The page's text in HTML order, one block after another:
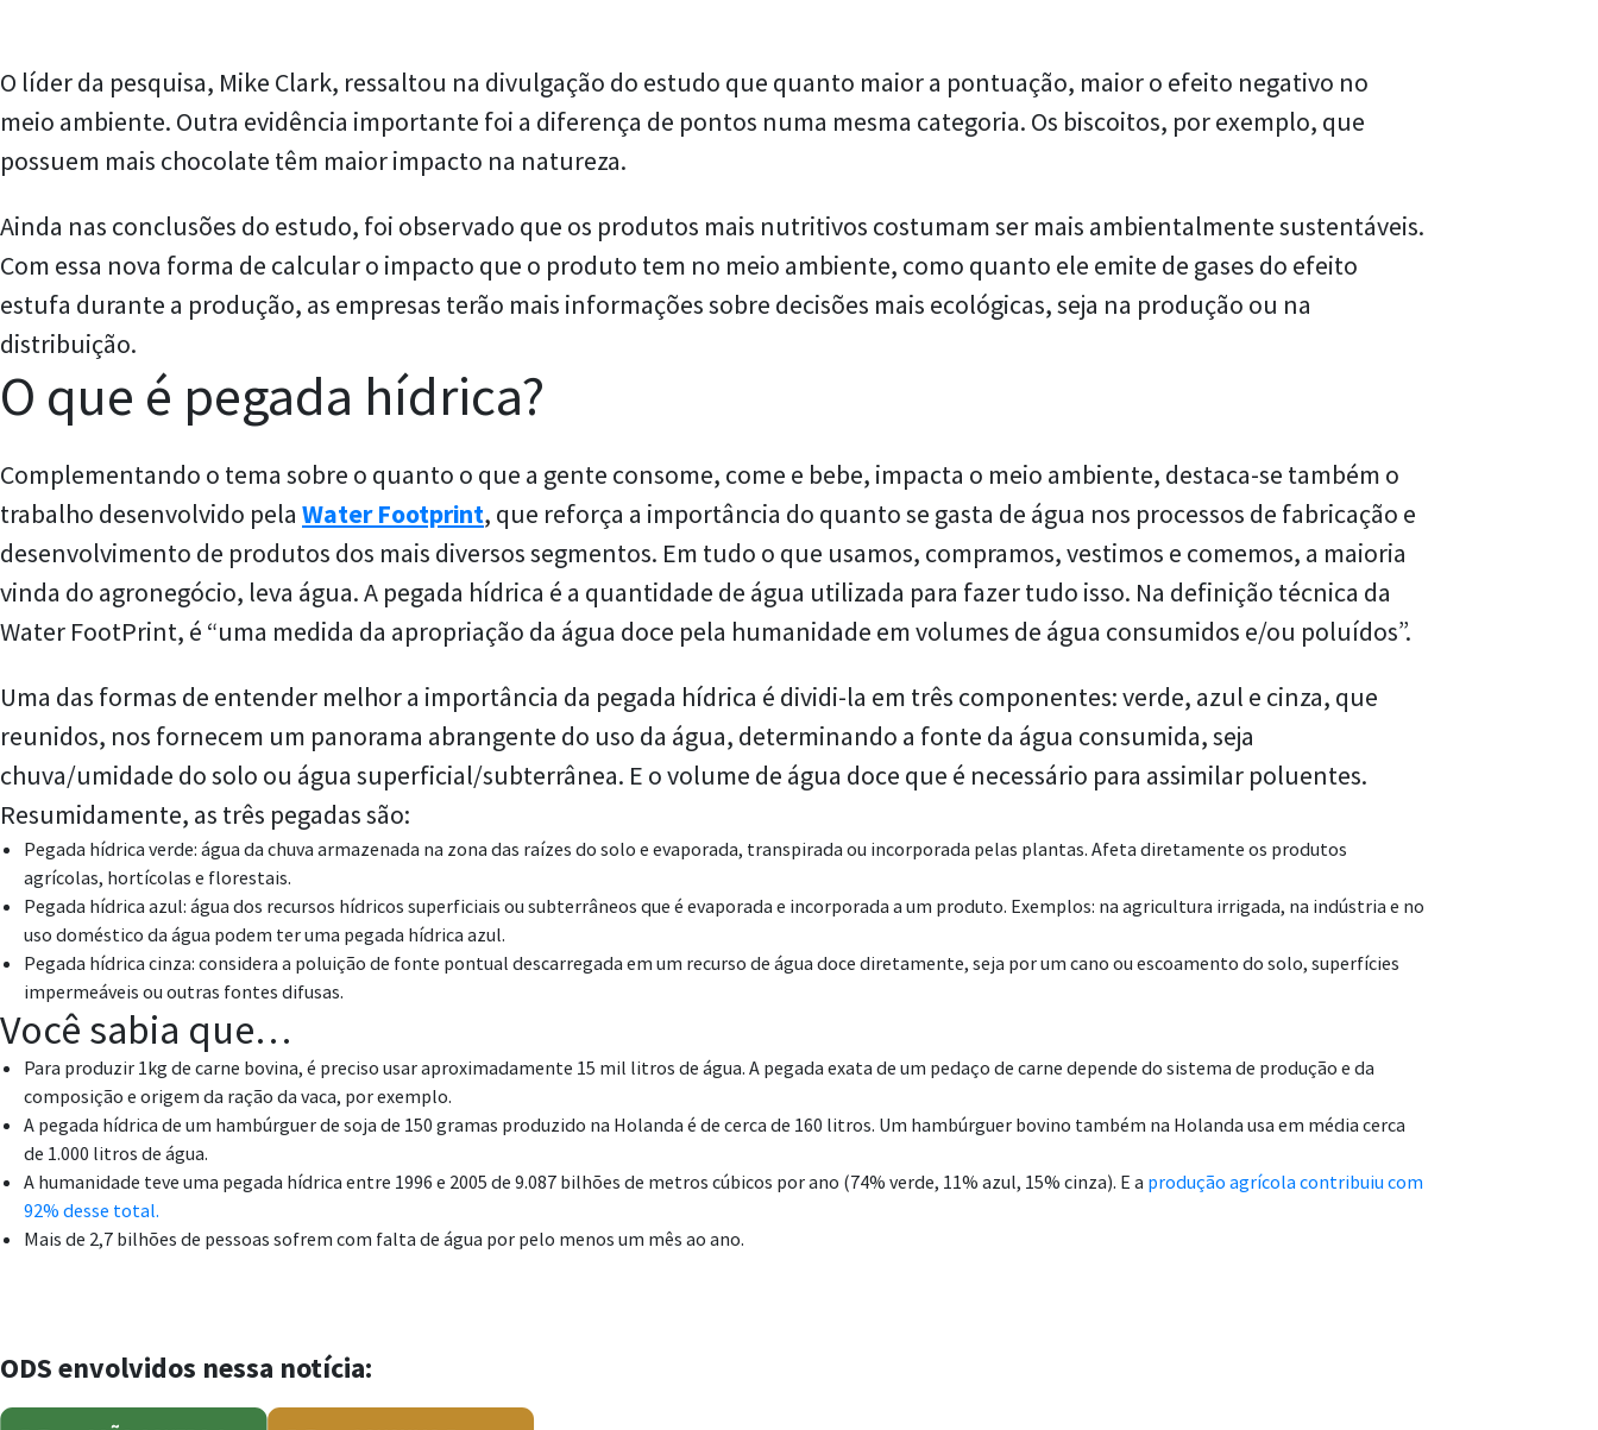
O líder da pesquisa, Mike Clark, ressaltou na divulgação do estudo que quanto maior a pontuação, maior o efeito negativo no
meio ambiente. Outra evidência importante foi a diferença de pontos numa mesma categoria. Os biscoitos, por exemplo, que
possuem mais chocolate têm maior impacto na natureza.
Ainda nas conclusões do estudo, foi observado que os produtos mais nutritivos costumam ser mais ambientalmente sustentáveis.
Com essa nova forma de calcular o impacto que o produto tem no meio ambiente, como quanto ele emite de gases do efeito
estufa durante a produção, as empresas terão mais informações sobre decisões mais ecológicas, seja na produção ou na
distribuição.
O que é pegada hídrica?
Complementando o tema sobre o quanto o que a gente consome, come e bebe, impacta o meio ambiente, destaca-se também o
trabalho desenvolvido pela Water Footprint, que reforça a importância do quanto se gasta de água nos processos de fabricação e
desenvolvimento de produtos dos mais diversos segmentos. Em tudo o que usamos, compramos, vestimos e comemos, a maioria
vinda do agronegócio, leva água. A pegada hídrica é a quantidade de água utilizada para fazer tudo isso. Na definição técnica da
Water FootPrint, é “uma medida da apropriação da água doce pela humanidade em volumes de água consumidos e/ou poluídos”.
Uma das formas de entender melhor a importância da pegada hídrica é dividi-la em três componentes: verde, azul e cinza, que
reunidos, nos fornecem um panorama abrangente do uso da água, determinando a fonte da água consumida, seja
chuva/umidade do solo ou água superficial/subterrânea. E o volume de água doce que é necessário para assimilar poluentes.
Resumidamente, as três pegadas são:
Pegada hídrica verde: água da chuva armazenada na zona das raízes do solo e evaporada, transpirada ou incorporada pelas plantas. Afeta diretamente os produtos
agrícolas, hortícolas e florestais.
Pegada hídrica azul: água dos recursos hídricos superficiais ou subterrâneos que é evaporada e incorporada a um produto. Exemplos: na agricultura irrigada, na indústria e no
uso doméstico da água podem ter uma pegada hídrica azul.
Pegada hídrica cinza: considera a poluição de fonte pontual descarregada em um recurso de água doce diretamente, seja por um cano ou escoamento do solo, superfícies
impermeáveis ​​ou outras fontes difusas.
Você sabia que…
Para produzir 1kg de carne bovina, é preciso usar aproximadamente 15 mil litros de água. A pegada exata de um pedaço de carne depende do sistema de produção e da
composição e origem da ração da vaca, por exemplo.
A pegada hídrica de um hambúrguer de soja de 150 gramas produzido na Holanda é de cerca de 160 litros. Um hambúrguer bovino também na Holanda usa em média cerca
de 1.000 litros de água.
A humanidade teve uma pegada hídrica entre 1996 e 2005 de 9.087 bilhões de metros cúbicos por ano (74% verde, 11% azul, 15% cinza). E a produção agrícola contribuiu com
92% desse total.
Mais de 2,7 bilhões de pessoas sofrem com falta de água por pelo menos um mês ao ano.
ODS envolvidos nessa notícia: